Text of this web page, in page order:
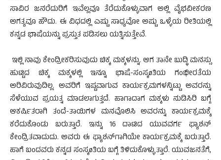
ಸಾವಿರ ಜನರೆದುರಿಗೆ ಇವೆಲ್ಲವೂ ತೆರೆದುಕೊಳ್ಳುವಾಗ ಅಲ್ಲಿ ವೈಭವೀಕರಣ
ಅಗತ್ಯವೂ ಹೌದು. ಈ ವಿಧದಲ್ಲಿ ಎಷ್ಟು ಸಾಧ್ಯವೋ ಅಷ್ಟು ಒಳ್ಳೆಯ ರೀತಿಯಲ್ಲಿ
ಕನ್ನಡ ಭಾಷೆಯನ್ನು ಪ್ರಸ್ತುತ ಪಡಿಸಲು ಯತ್ನಿಸುತ್ತೇವೆ.
ಇಲ್ಲಿ ನಾವು ಕೇಂದ್ರೀಕರಿಸುವುದು ಚಿಕ್ಕ ಮಕ್ಕಳನ್ನು. ಆಗ ತಾನೇ ಬುದ್ಧಿ ಮನಸ್ಸು
ಹುಟ್ಟಿದ ಚಿಕ್ಕ ಮಕ್ಕಳಲ್ಲಿ ಇನ್ನೂ ಭಾಷೆ-ಸಂಸ್ಕøತಿಯ ಗಂಭೀರತೆಯ
ಅರಿವಿರುವುದಿಲ್ಲ. ಅವರಿಗೆ ಇಷ್ಟವಾಗುವ ಕಾರ್ಯಕ್ರಮಗಳನ್ನಿಟ್ಟು ಅವರನ್ನು
ಸೆಳೆಯುವ ಪ್ರಯತ್ನ ಮಾಡಲಾಗುತ್ತದೆ. ಹಾಗಾದಾಗ ಮಕ್ಕಳು ನುಡಿಸಿರಿ ಬಗ್ಗೆ
ಆಕರ್ಷಿತರಾಗಿ ತಂದೆ-ತಾಯಿಗಳ ಮನವೊಲಿಸಿ ಅವರನ್ನು ಕಾರ್ಯಕ್ರಮಕ್ಕೆ
ಕರೆದುಕೊಂಡು ಬರುತ್ತಾರೆ. ಇನ್ನು 16 ದಾಟಿದ ಯುವವರ್ಗ ಫ್ಯಾಶನ್
ಕೇಂದ್ರಿತವಾದುದು. ಅವರು ಈ ಫ್ಯಾಶನ್‍ಗಾಗಿಯೇ ಕಾರ್ಯಕ್ರಮಕ್ಕೆ ಬರುತ್ತಾರೆ.
ಹಾಗೆ ಬಂದವರು ಕನ್ನಡ ಸಂಸ್ಕøತಿಯ ಬಗ್ಗೆ ತಿಳಿದುಕೊಳ್ಳುತ್ತಾರೆ. ಯುವಜನತೆಗೆ,